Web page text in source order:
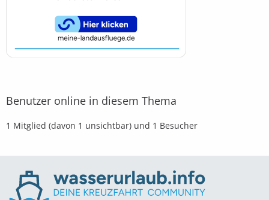
Benutzer online in diesem Thema
1 Mitglied (davon 1 unsichtbar) und 1 Besucher